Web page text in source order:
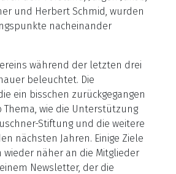
und Herbert Schmid, wurden
nacheinander
während der letzten drei
beleuchtet. Die
ein bisschen zurückgegangen
Thema, wie die Unterstützung
Stiftung und die weitere
nächsten Jahren. Einige Ziele
wieder näher an die Mitglieder
Newsletter, der die